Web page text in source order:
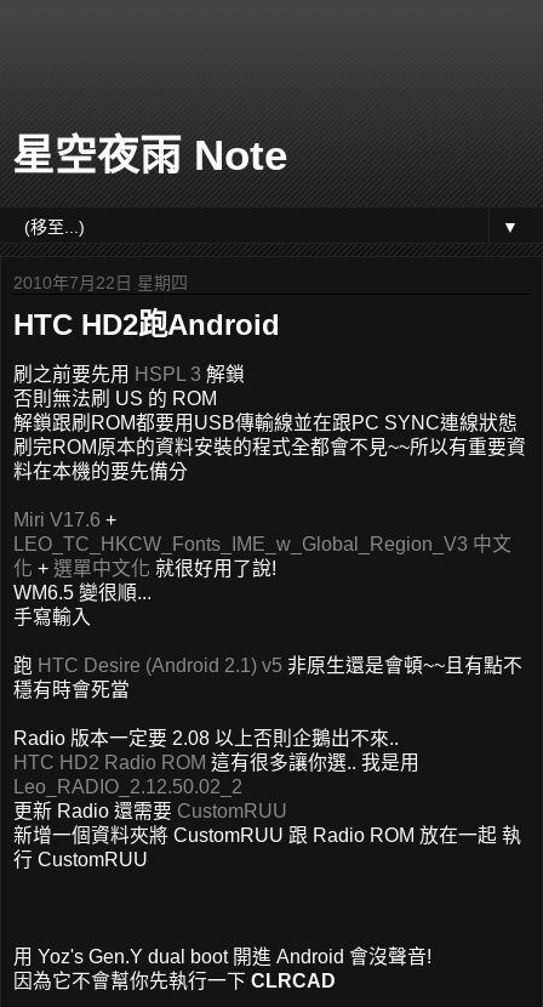
星空夜雨 Note
▼
2010年7月22日 星期四
HTC HD2跑Android
刷之前要先用 HSPL 3 解鎖
否則無法刷 US 的 ROM
解鎖跟刷ROM都要用USB傳輸線並在跟PC SYNC連線狀態
刷完ROM原本的資料安裝的程式全都會不見~~所以有重要資
料在本機的要先備分
Miri V17.6 +
LEO_TC_HKCW_Fonts_IME_w_Global_Region_V3 中文
化 + 選單中文化 就很好用了說!
WM6.5 變很順...
手寫輸入
跑 HTC Desire (Android 2.1) v5 非原生還是會頓~~且有點不
穩有時會死當
Radio 版本一定要 2.08 以上否則企鵝出不來..
HTC HD2 Radio ROM 這有很多讓你選.. 我是用
Leo_RADIO_2.12.50.02_2
更新 Radio 還需要 CustomRUU
新增一個資料夾將 CustomRUU 跟 Radio ROM 放在一起 執
行 CustomRUU
用 Yoz's Gen.Y dual boot 開進 Android 會沒聲音!
因為它不會幫你先執行一下 CLRCAD